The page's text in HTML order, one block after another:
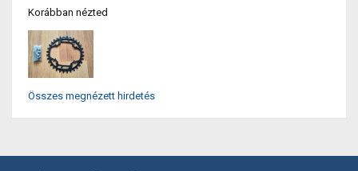
Korábban nézted
Összes megnézett hirdetés